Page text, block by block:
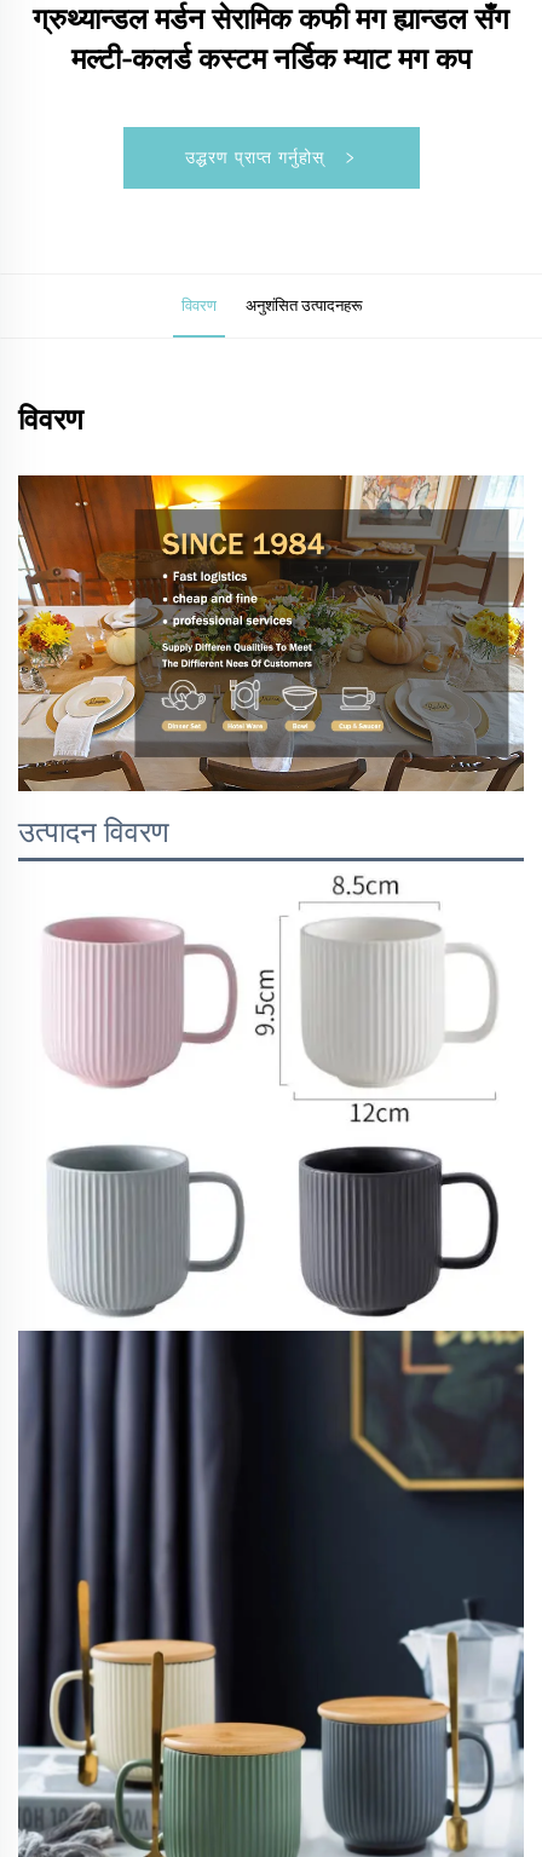
ग्रुथ्यान्डल मर्डन सेरामिक कफी मग ह्यान्डल सँग
मल्टी-कलर्ड कस्टम नर्डिक म्याट मग कप
उद्धरण प्राप्त गर्नुहोस्
विवरण अनुशंसित उत्पादनहरू
विवरण
उत्पादन विवरण